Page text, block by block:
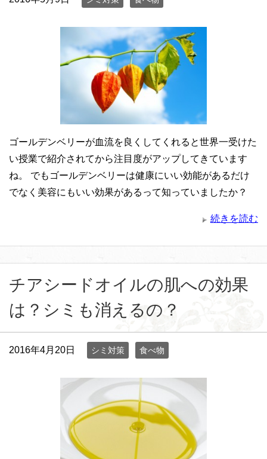
ゴールデンベリーが血流を良くしてくれると世界一受けた
い授業で紹介されてから注目度がアップしてきています
ね。 でもゴールデンベリーは健康にいい効能があるだけ
でなく美容にもいい効果があるって知っていましたか？
続きを読む
チアシードオイルの肌への効果
は？シミも消えるの？
2016年4月20日 シミ対策 食べ物